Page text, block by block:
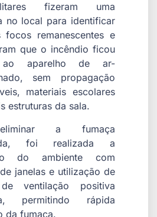
fizeram uma
no local para identificar
focos remanescentes e
que o incêndio ficou
ao aparelho de ar-
sem propagação
materiais escolares
estruturas da sala.
a fumaça
foi realizada a
do ambiente com
janelas e utilização de
ventilação positiva
permitindo rápida
da fumaça.